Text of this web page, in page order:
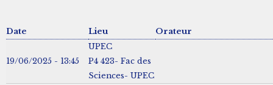
Date Lieu Orateur
19/06/2025 - 13:45
UPEC
P4 423- Fac des
Sciences- UPEC